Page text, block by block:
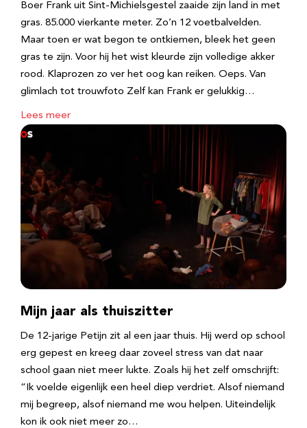
Boer Frank uit Sint-Michielsgestel zaaide zijn land in met
gras. 85.000 vierkante meter. Zo’n 12 voetbalvelden.
Maar toen er wat begon te ontkiemen, bleek het geen
gras te zijn. Voor hij het wist kleurde zijn volledige akker
rood. Klaprozen zo ver het oog kan reiken. Oeps. Van
glimlach tot trouwfoto Zelf kan Frank er gelukkig…
Lees meer
Mijn jaar als thuiszitter
De 12-jarige Petijn zit al een jaar thuis. Hij werd op school
erg gepest en kreeg daar zoveel stress van dat naar
school gaan niet meer lukte. Zoals hij het zelf omschrijft:
“Ik voelde eigenlijk een heel diep verdriet. Alsof niemand
mij begreep, alsof niemand me wou helpen. Uiteindelijk
kon ik ook niet meer zo…